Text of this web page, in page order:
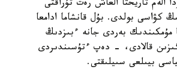
تاريحتا العاش رەت تۇراقتى
كۋاسى بولدى. بۇل قانشاما ادامعا
مۇمكىندىك بەردى جانە ءبىزدىڭ
قالادى، - دەپ ءتۇسىندىردى
بيىلعى سىيلىقتى.